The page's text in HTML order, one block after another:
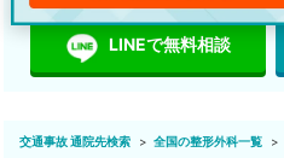
LINEで無料相談
交通事故 通院先検索 全国の整形外科一覧